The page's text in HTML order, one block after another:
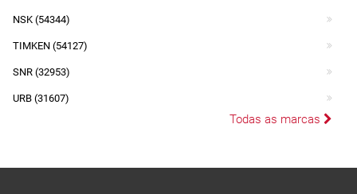
NSK (54344)
TIMKEN (54127)
SNR (32953)
URB (31607)
Todas as marcas